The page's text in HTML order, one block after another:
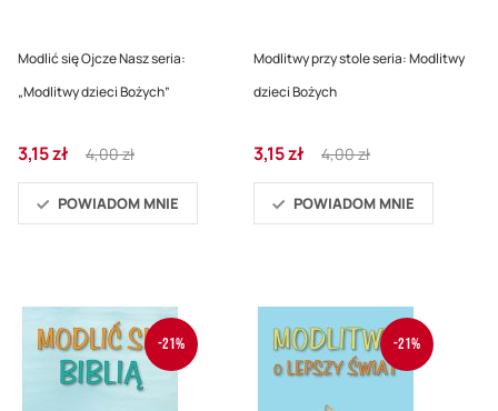
Modlić się Ojcze Nasz seria:
„Modlitwy dzieci Bożych”
Cena
promocyjna
3,15 zł
Regular
Price
4,00 zł
POWIADOM MNIE
Modlitwy przy stole seria: Modlitwy
dzieci Bożych
Cena
promocyjna
3,15 zł
Regular
Price
4,00 zł
POWIADOM MNIE
-21% -21%